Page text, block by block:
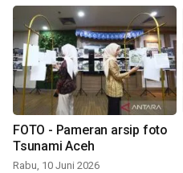
FOTO - Pameran arsip foto
Tsunami Aceh
Rabu, 10 Juni 2026